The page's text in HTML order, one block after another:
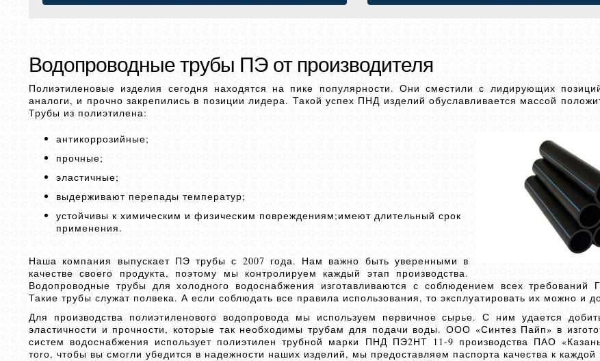
Водопроводные трубы ПЭ от производителя
Полиэтиленовые изделия сегодня находятся на пике популярности. Они сместили с лидирующих
аналоги, и прочно закрепились в позиции лидера. Такой успех ПНД изделий обуславливается массой
Трубы из полиэтилена:
антикоррозийные;
прочные;
эластичные;
выдерживают перепады температур;
устойчивы к химическим и физическим повреждениям;имеют длительный срок
применения.
Наша компания выпускает ПЭ трубы с 2007 года. Нам важно быть уверенными в
качестве своего продукта, поэтому мы контролируем каждый этап производства.
Водопроводные трубы для холодного водоснабжения изготавливаются с соблюдением всех требований
Такие трубы служат полвека. А если соблюдать все правила использования, то эксплуатировать их можно и
Для производства полиэтиленового водопровода мы используем первичное сырье. С ним удается
эластичности и прочности, которые так необходимы трубам для подачи воды. ООО «Синтез Пайп» в
систем водоснабжения использует полиэтилен трубной марки ПНД ПЭ2НТ 11-9 производства ПАО
того, чтобы вы смогли убедится в надежности наших изделий, мы предоставляем паспорта качества к